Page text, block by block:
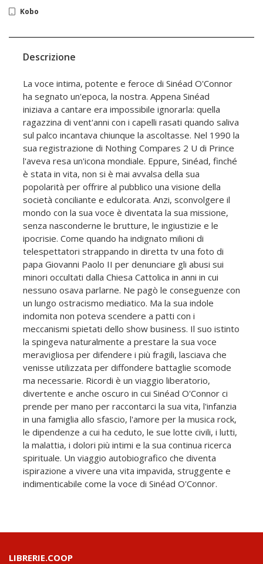
Kobo
Descrizione
La voce intima, potente e feroce di Sinéad O'Connor
ha segnato un'epoca, la nostra. Appena Sinéad
iniziava a cantare era impossibile ignorarla: quella
ragazzina di vent'anni con i capelli rasati quando saliva
sul palco incantava chiunque la ascoltasse. Nel 1990 la
sua registrazione di Nothing Compares 2 U di Prince
l'aveva resa un'icona mondiale. Eppure, Sinéad, finché
è stata in vita, non si è mai avvalsa della sua
popolarità per offrire al pubblico una visione della
società conciliante e edulcorata. Anzi, sconvolgere il
mondo con la sua voce è diventata la sua missione,
senza nasconderne le brutture, le ingiustizie e le
ipocrisie. Come quando ha indignato milioni di
telespettatori strappando in diretta tv una foto di
papa Giovanni Paolo II per denunciare gli abusi sui
minori occultati dalla Chiesa Cattolica in anni in cui
nessuno osava parlarne. Ne pagò le conseguenze con
un lungo ostracismo mediatico. Ma la sua indole
indomita non poteva scendere a patti con i
meccanismi spietati dello show business. Il suo istinto
la spingeva naturalmente a prestare la sua voce
meravigliosa per difendere i più fragili, lasciava che
venisse utilizzata per diffondere battaglie scomode
ma necessarie. Ricordi è un viaggio liberatorio,
divertente e anche oscuro in cui Sinéad O'Connor ci
prende per mano per raccontarci la sua vita, l'infanzia
in una famiglia allo sfascio, l'amore per la musica rock,
le dipendenze a cui ha ceduto, le sue lotte civili, i lutti,
la malattia, i dolori più intimi e la sua continua ricerca
spirituale. Un viaggio autobiografico che diventa
ispirazione a vivere una vita impavida, struggente e
indimenticabile come la voce di Sinéad O'Connor.
LIBRERIE.COOP